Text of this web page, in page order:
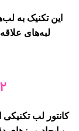
این تکنیک به
لبه‌های
۲. کانتور لب چیست؟
کانتور لب